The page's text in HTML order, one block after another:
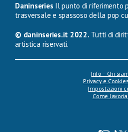
Daninseries Il punto di riferimento
trasversale e spassoso della pop
© daninseries.it 2022. Tutti di
artistica riservati.
Info – Chi
Privacy e
Impostazioni
Come